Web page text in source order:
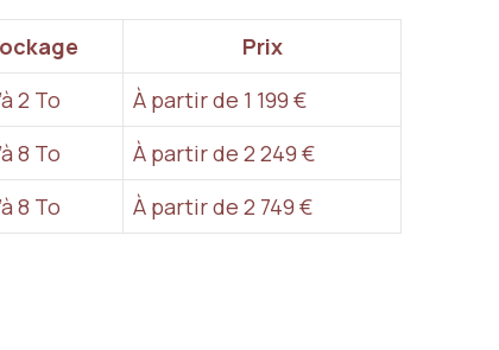
Prix
2 To
À partir de 1 199 €
8 To
À partir de 2 249 €
8 To À partir de 2 749 €